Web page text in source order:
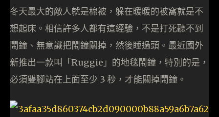
冬天最大的敵人就是棉被，躲在暖暖的被窩就是不
想起床。相信許多人都有這經驗，不是打死聽不到
鬧鐘、無意識把鬧鐘關掉，然後睡過頭。最近國外
新推出一款叫「Ruggie」的地毯鬧鐘，特別的是，
必須雙腳站在上面至少 3 秒，才能關掉鬧鐘。